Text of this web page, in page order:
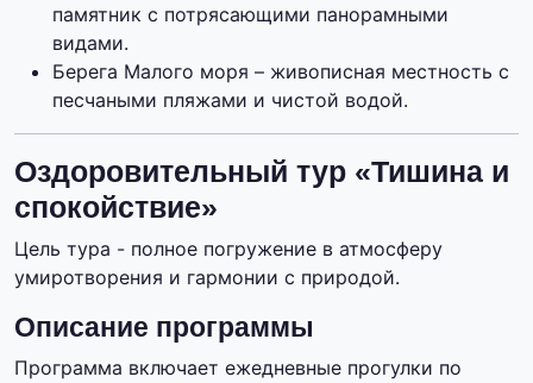
памятник с потрясающими панорамными
видами.
Берега Малого моря – живописная местность с
песчаными пляжами и чистой водой.
Оздоровительный тур «Тишина и
спокойствие»
Цель тура - полное погружение в атмосферу
умиротворения и гармонии с природой.
Описание программы
Программа включает ежедневные прогулки по